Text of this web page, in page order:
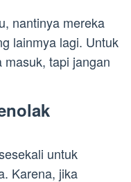
nantinya mereka
lainmya lagi. Untuk
masuk, tapi jangan
untuk
Karena, jika